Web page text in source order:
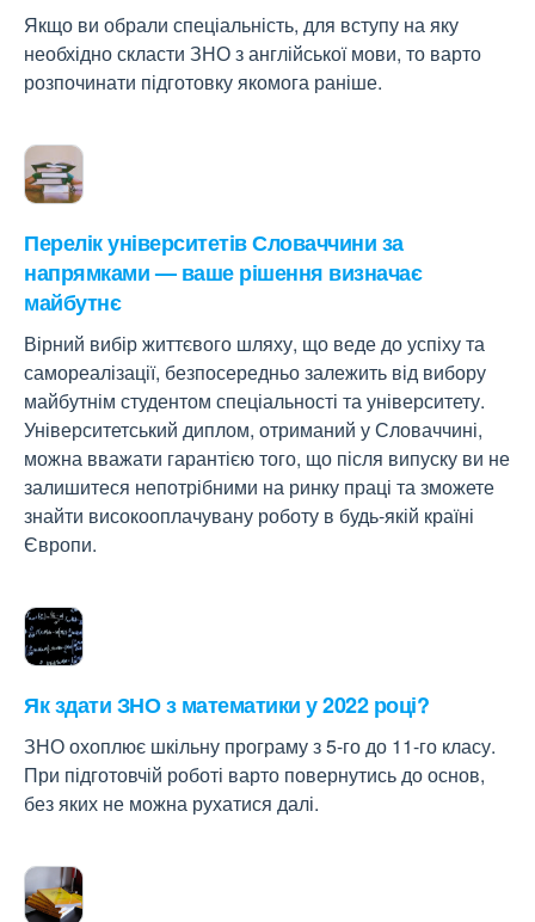
Якщо ви обрали спеціальність, для вступу на яку
необхідно скласти ЗНО з англійської мови, то варто
розпочинати підготовку якомога раніше.
Перелік університетів Словаччини за
напрямками — ваше рішення визначає
майбутнє
Вірний вибір життєвого шляху, що веде до успіху та
самореалізації, безпосередньо залежить від вибору
майбутнім студентом спеціальності та університету.
Університетський диплом, отриманий у Словаччині,
можна вважати гарантією того, що після випуску ви не
залишитеся непотрібними на ринку праці та зможете
знайти високооплачувану роботу в будь-якій країні
Європи.
Як здати ЗНО з математики у 2022 році?
ЗНО охоплює шкільну програму з 5-го до 11-го класу.
При підготовчій роботі варто повернутись до основ,
без яких не можна рухатися далі.